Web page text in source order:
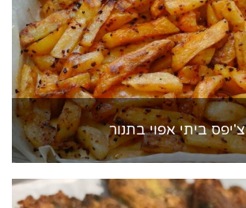
צ'יפס ביתי אפוי בתנור